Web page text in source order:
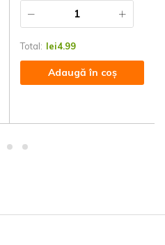
Total: lei4.99
Adaugă în coș